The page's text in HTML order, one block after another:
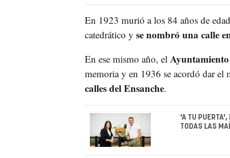
En 1923 murió a los 84 años de
catedrático y se nombró una calle
En ese mismo año, el
memoria y en 1936 se acordó dar el
calles del Ensanche.
'A TU PUERTA',
TODAS LAS